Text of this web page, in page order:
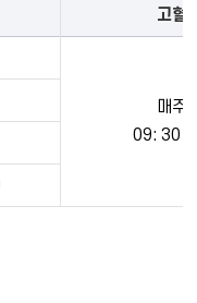
고혈
매주
09: 30